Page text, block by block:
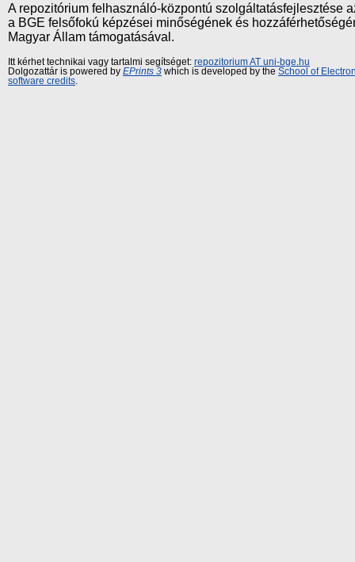
A repozitórium felhasználó-központú szolgáltatásfejlesztése
a BGE felsőfokú képzései minőségének és
Magyar Állam támogatásával.
Itt kérhet technikai vagy tartalmi segítséget: repozitorium AT uni-bge.hu
Dolgozattár is powered by EPrints 3 which is developed by the School of
software credits